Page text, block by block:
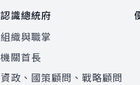
認識總統府
組織與職掌
機關首長
資政、國策顧問、戰略顧問